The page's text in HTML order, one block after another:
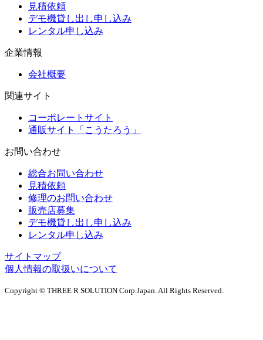
見積依頼
デモ機貸し出し申し込み
レンタル申し込み
企業情報
会社概要
関連サイト
コーポレートサイト
通販サイト「こうたろう」
お問い合わせ
総合お問い合わせ
見積依頼
修理のお問い合わせ
販売店募集
デモ機貸し出し申し込み
レンタル申し込み
サイトマップ
個人情報の取扱いについて
Copyright © THREE R SOLUTION Corp.Japan. All Rights Reserved.